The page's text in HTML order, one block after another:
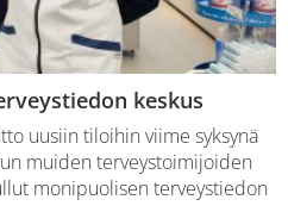
keskus
uusiin tiloihin viime syksynä
muiden terveystoimijoiden
monipuolisen terveystiedon